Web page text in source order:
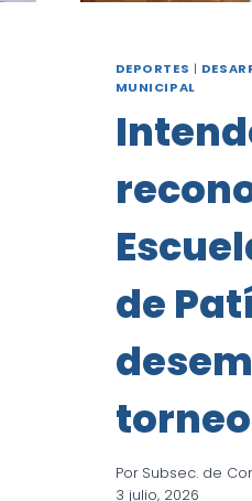
DEPORTES |
MUNICIPAL
de
torneo
Por Subsec. de
3 julio, 2026